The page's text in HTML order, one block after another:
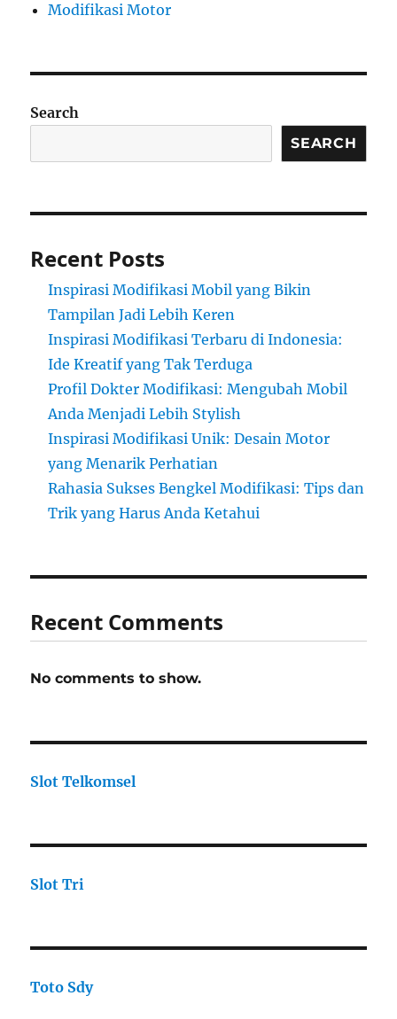
Modifikasi Motor
Search
SEARCH
Recent Posts
Inspirasi Modifikasi Mobil yang Bikin
Tampilan Jadi Lebih Keren
Inspirasi Modifikasi Terbaru di Indonesia:
Ide Kreatif yang Tak Terduga
Profil Dokter Modifikasi: Mengubah Mobil
Anda Menjadi Lebih Stylish
Inspirasi Modifikasi Unik: Desain Motor
yang Menarik Perhatian
Rahasia Sukses Bengkel Modifikasi: Tips dan
Trik yang Harus Anda Ketahui
Recent Comments
No comments to show.
Slot Telkomsel
Slot Tri
Toto Sdy